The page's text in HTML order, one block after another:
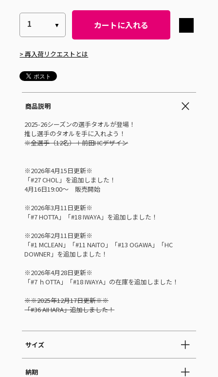
カートに入れる
> 再入荷リクエストとは
商品説明
2025-26シーズンの選手タオルが登場！
推し選手のタオルを手に入れよう！
※全選手（12名）＋前田HCデザイン
※2026年4月15日更新※
「#27 CHOL」を追加しました！
4月16日19:00～ 販売開始
※2026年3月11日更新※
「#7 HOTTA」「#18 IWAYA」を追加しました！
※2026年2月11日更新※
「#1 MCLEAN」「#11 NAITO」「#13 OGAWA」「HC
DOWNER」を追加しました！
※2026年4月28日更新※
「#7 ｈOTTA」「#18 IWAYA」の在庫を追加しました！
※※2025年12月17日更新※※
「#36 AIHARA」追加しました！
サイズ
納期